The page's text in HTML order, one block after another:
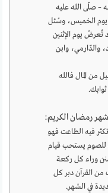
– صلّى الله عليه
الخميس، وسُئل
تُعرضُ يوم الإثنين
والدّارمي، وابن
من المال فالله
رمضان الكريم:
فيه الطاعت فهو
للصوم يستحب قيام
وراء كل ركعة
القرآن دبر كل
في الشهر.